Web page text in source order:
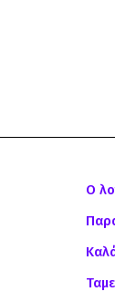
Ο